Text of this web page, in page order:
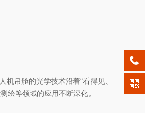
吊舱的光学技术沿着“看得见、
绘等领域的应用不断深化。